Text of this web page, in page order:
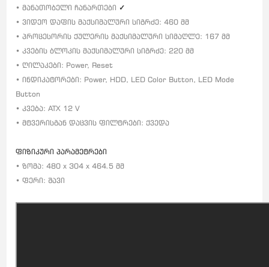
• მანათობელი ჩანართები ✓
• ვიდეო დაფის მაქსიმალური სიგრძე: 460 მმ
• პროცესორის ქულერის მაქსიმალური სიმაღლე: 167 მმ
• კვების ბლოკის მაქსიმალური სიგრძე: 220 მმ
• ღილაკები: Power, Reset
• ინდიკატორები: Power, HDD, LED Color Button, LED Mode
Button
• კვება: ATX 12 V
• მტვერისგან დაცვის ფილტრები: ქვედა
ფიზიკური პარამეტრები
• ზომა: 480 x 304 x 464.5 მმ
• ფერი: შავი